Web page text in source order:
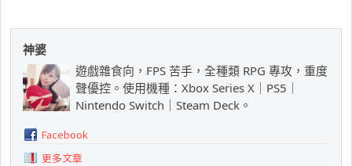
神婆
遊戲雜食向，FPS 苦手，全種類 RPG 專攻，重度
聲優控。使用機種：Xbox Series X｜PS5｜
Nintendo Switch｜Steam Deck。
Facebook
更多文章